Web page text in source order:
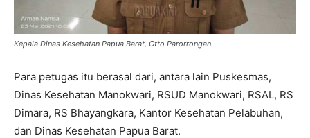
Kepala Dinas Kesehatan Papua Barat, Otto Parorrongan.
Para petugas itu berasal dari, antara lain Puskesmas,
Dinas Kesehatan Manokwari, RSUD Manokwari, RSAL, RS
Dimara, RS Bhayangkara, Kantor Kesehatan Pelabuhan,
dan Dinas Kesehatan Papua Barat.